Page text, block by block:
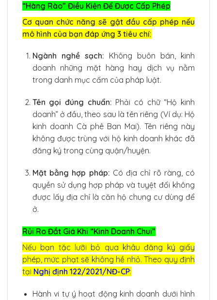
“Hàng Rào” Điều Kiện Để Được Cấp Phép
Cơ quan chức năng sẽ gật đầu cấp phép nếu
mô hình của bạn đáp ứng 3 tiêu chí:
Ngành nghề sạch: Không buôn bán, kinh
doanh những mặt hàng hay dịch vụ nằm
trong danh mục cấm của pháp luật.
Tên gọi đúng chuẩn: Phải có chữ “Hộ kinh
doanh” ở đầu, theo sau là tên riêng (Ví dụ: Hộ
kinh doanh Cà phê Ban Mai). Tên riêng này
không được trùng với hộ kinh doanh khác đã
đăng ký trong cùng quận/huyện.
Mặt bằng hợp pháp: Có địa chỉ rõ ràng, có
quyền sử dụng hợp pháp và tuyệt đối không
được lấy địa chỉ là căn hộ chung cư dùng để
ở.
Rủi Ro Đắt Giá Khi “Kinh Doanh Chui”
Nếu bạn tặc lưỡi bỏ qua khâu đăng ký giấy
phép, mức phạt sẽ không hề nhỏ. Theo quy định
tại Nghị định 122/2021/NĐ-CP:
Hành vi tự ý hoạt động kinh doanh dưới hình